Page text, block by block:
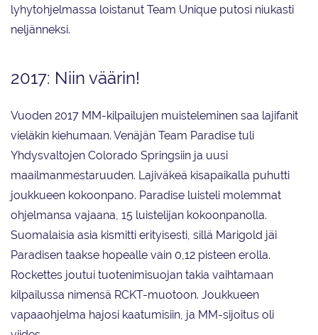
lyhytohjelmassa loistanut Team Unique putosi niukasti
neljänneksi.
2017: Niin väärin!
Vuoden 2017 MM-kilpailujen muisteleminen saa lajifanit
vieläkin kiehumaan. Venäjän Team Paradise tuli
Yhdysvaltojen Colorado Springsiin ja uusi
maailmanmestaruuden. Lajiväkeä kisapaikalla puhutti
joukkueen kokoonpano. Paradise luisteli molemmat
ohjelmansa vajaana, 15 luistelijan kokoonpanolla.
Suomalaisia asia kismitti erityisesti, sillä Marigold jäi
Paradisen taakse hopealle vain 0,12 pisteen erolla.
Rockettes joutui tuotenimisuojan takia vaihtamaan
kilpailussa nimensä RCKT-muotoon. Joukkueen
vapaaohjelma hajosi kaatumisiin, ja MM-sijoitus oli